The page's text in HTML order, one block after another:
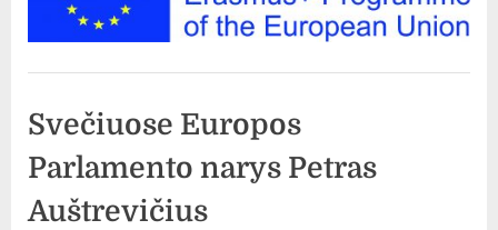
Svečiuose Europos
Parlamento narys Petras
Auštrevičius